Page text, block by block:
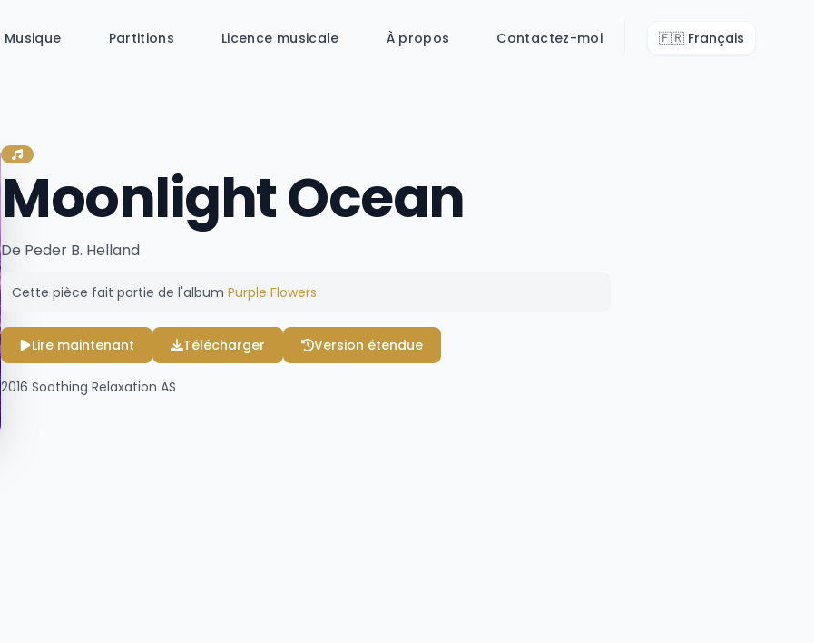
Musique Partitions Licence musicale À propos Contactez-moi 🇫🇷 Français
Moonlight Ocean
De Peder B. Helland
Cette pièce fait partie de l'album Purple Flowers
Lire maintenant Télécharger Version étendue
2016 Soothing Relaxation AS